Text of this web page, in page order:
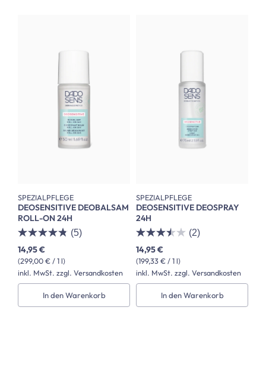
SPEZIALPFLEGE
DEOSENSITIVE DEOBALSAM
ROLL-ON 24H
(5)
(299,00 € / 1 l)
14,95 €
inkl. MwSt. zzgl. Versandkosten
In den Warenkorb
SPEZIALPFLEGE
DEOSENSITIVE DEOSPRAY
24H
(2)
(199,33 € / 1 l)
14,95 €
inkl. MwSt. zzgl. Versandkosten
In den Warenkorb